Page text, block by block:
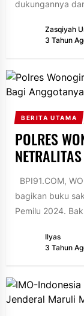
dukungannya
Zasqiyah
3 Tahun
BERITA UTAMA
POLRES
BPI91.COM,
bagikan buku
Pemilu 2024.
Ilyas
3 Tahun